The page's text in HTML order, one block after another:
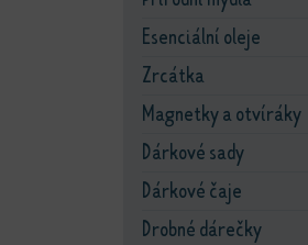
Esenciální oleje
Zrcátka
Magnetky a otvíráky
Dárkové sady
Dárkové čaje
Drobné dárečky